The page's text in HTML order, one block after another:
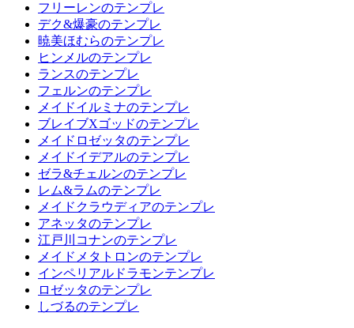
フリーレンのテンプレ
デク&爆豪のテンプレ
暁美ほむらのテンプレ
ヒンメルのテンプレ
ランスのテンプレ
フェルンのテンプレ
メイドイルミナのテンプレ
ブレイブXゴッドのテンプレ
メイドロゼッタのテンプレ
メイドイデアルのテンプレ
ゼラ&チェルンのテンプレ
レム&ラムのテンプレ
メイドクラウディアのテンプレ
アネッタのテンプレ
江戸川コナンのテンプレ
メイドメタトロンのテンプレ
インペリアルドラモンテンプレ
ロゼッタのテンプレ
しづるのテンプレ